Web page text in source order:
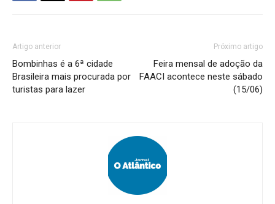
Artigo anterior
Bombinhas é a 6ª cidade
Brasileira mais procurada por
turistas para lazer
Próximo artigo
Feira mensal de adoção da
FAACI acontece neste sábado
(15/06)